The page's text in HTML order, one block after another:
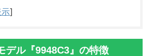
]
デル『9948C3』の特徴